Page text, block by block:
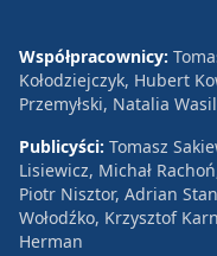
Współpracownicy:
Kołodziejczyk, Hubert
Przemyłski, Natalia
Publicyści: Tomasz
Lisiewicz, Michał
Piotr Nisztor, Adrian
Wołodźko, Krzysztof
Herman